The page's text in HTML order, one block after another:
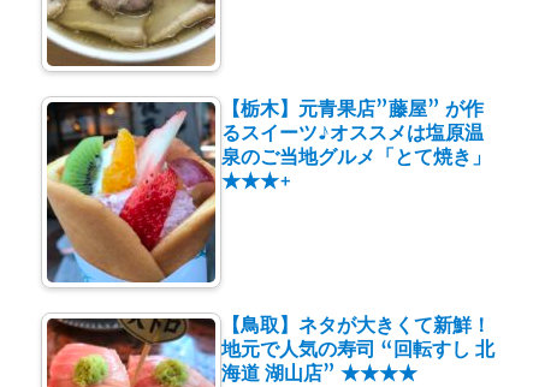
【栃木】元青果店”藤屋” が作
るスイーツ♪オススメは塩原温
泉のご当地グルメ「とて焼き」
★★★+
【鳥取】ネタが大きくて新鮮！
地元で人気の寿司 “回転すし 北
海道 湖山店” ★★★★